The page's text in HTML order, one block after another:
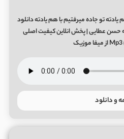
تو جاده میرفتیم با هم یادته دانلود
حسن عطایی | پخش انلاین کیفیت اصلی
و دانلود